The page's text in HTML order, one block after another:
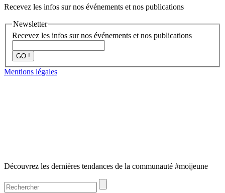
Recevez les infos sur nos événements et nos publications
Newsletter
Recevez les infos sur nos événements et nos publications
GO !
Mentions légales
Découvrez les dernières tendances de la communauté #moijeune